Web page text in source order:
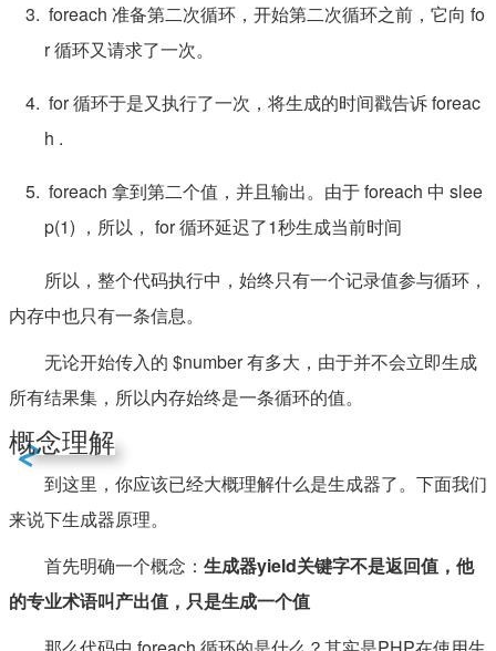
foreach 准备第二次循环，开始第二次循环之前，它向 fo
r 循环又请求了一次。
for 循环于是又执行了一次，将生成的时间戳告诉 foreac
h .
foreach 拿到第二个值，并且输出。由于 foreach 中 slee
p(1) ，所以， for 循环延迟了1秒生成当前时间
所以，整个代码执行中，始终只有一个记录值参与循环，
内存中也只有一条信息。
无论开始传入的 $number 有多大，由于并不会立即生成
所有结果集，所以内存始终是一条循环的值。
概念理解
到这里，你应该已经大概理解什么是生成器了。下面我们
来说下生成器原理。
首先明确一个概念： 生成器yield关键字不是返回值，他
的专业术语叫产出值，只是生成一个值